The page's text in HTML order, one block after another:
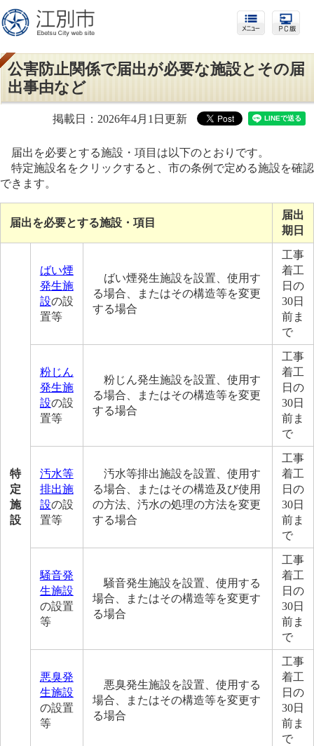
公害防止関係で届出が必要な施設とその届
出事由など
掲載日：2026年4月1日更新
届出を必要とする施設・項目は以下のとおりです。
特定施設名をクリックすると、市の条例で定める施設を確認
できます。
届出を必要とする施設・項目
届出
期日
特
定
施
設
ばい煙
発生施
設の設
置等
ばい煙発生施設を設置、使用す
る場合、またはその構造等を変更
する場合
工事
着工
日の
30日
前ま
で
粉じん
発生施
設の設
置等
粉じん発生施設を設置、使用す
る場合、またはその構造等を変更
する場合
工事
着工
日の
30日
前ま
で
汚水等
排出施
設の設
置等
汚水等排出施設を設置、使用す
る場合、またはその構造及び使用
の方法、汚水の処理の方法を変更
する場合
工事
着工
日の
30日
前ま
で
騒音発
生施設
の設置
等
騒音発生施設を設置、使用する
場合、またはその構造等を変更す
る場合
工事
着工
日の
30日
前ま
で
悪臭発
生施設
の設置
等
悪臭発生施設を設置、使用する
場合、またはその構造等を変更す
る場合
工事
着工
日の
30日
前ま
で